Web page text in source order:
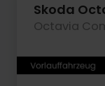
Skoda